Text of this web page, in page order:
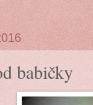
babičky